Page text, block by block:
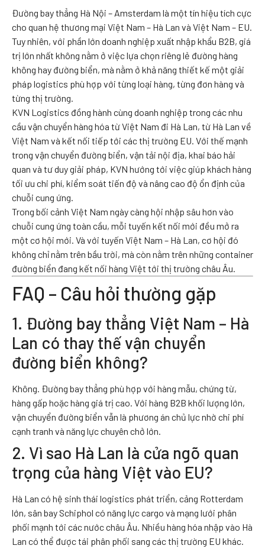
Đường bay thẳng Hà Nội – Amsterdam là một tín hiệu tích cực
cho quan hệ thương mại Việt Nam – Hà Lan và Việt Nam – EU.
Tuy nhiên, với phần lớn doanh nghiệp xuất nhập khẩu B2B, giá
trị lớn nhất không nằm ở việc lựa chọn riêng lẻ đường hàng
không hay đường biển, mà nằm ở khả năng thiết kế một giải
pháp logistics phù hợp với từng loại hàng, từng đơn hàng và
từng thị trường.
KVN Logistics đồng hành cùng doanh nghiệp trong các nhu
cầu vận chuyển hàng hóa từ Việt Nam đi Hà Lan, từ Hà Lan về
Việt Nam và kết nối tiếp tới các thị trường EU. Với thế mạnh
trong vận chuyển đường biển, vận tải nội địa, khai báo hải
quan và tư duy giải pháp, KVN hướng tới việc giúp khách hàng
tối ưu chi phí, kiểm soát tiến độ và nâng cao độ ổn định của
chuỗi cung ứng.
Trong bối cảnh Việt Nam ngày càng hội nhập sâu hơn vào
chuỗi cung ứng toàn cầu, mỗi tuyến kết nối mới đều mở ra
một cơ hội mới. Và với tuyến Việt Nam – Hà Lan, cơ hội đó
không chỉ nằm trên bầu trời, mà còn nằm trên những container
đường biển đang kết nối hàng Việt tới thị trường châu Âu.
FAQ – Câu hỏi thường gặp
1. Đường bay thẳng Việt Nam – Hà
Lan có thay thế vận chuyển
đường biển không?
Không. Đường bay thẳng phù hợp với hàng mẫu, chứng từ,
hàng gấp hoặc hàng giá trị cao. Với hàng B2B khối lượng lớn,
vận chuyển đường biển vẫn là phương án chủ lực nhờ chi phí
cạnh tranh và năng lực chuyên chở lớn.
2. Vì sao Hà Lan là cửa ngõ quan
trọng của hàng Việt vào EU?
Hà Lan có hệ sinh thái logistics phát triển, cảng Rotterdam
lớn, sân bay Schiphol có năng lực cargo và mạng lưới phân
phối mạnh tới các nước châu Âu. Nhiều hàng hóa nhập vào Hà
Lan có thể được tái phân phối sang các thị trường EU khác.